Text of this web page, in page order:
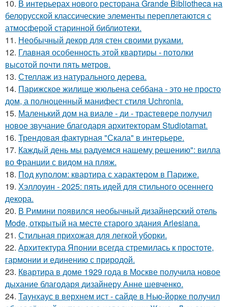
10. В интерьерах нового ресторана Grande Bibliotheca на
белорусской классические элементы переплетаются с
атмосферой старинной библиотеки.
11. Необычный декор для стен своими руками.
12. Главная особенность этой квартиры - потолки
высотой почти пять метров.
13. Стеллаж из натурального дерева.
14. Парижское жилище жюльена себбана - это не просто
дом, а полноценный манифест стиля Uchronia.
15. Маленький дом на виале - ди - трастевере получил
новое звучание благодаря архитекторам Studiotamat.
16. Трендовая фактурная "Скала" в интерьере.
17. Каждый день мы радуемся нашему решению": вилла
во Франции с видом на пляж.
18. Под куполом: квартира с характером в Париже.
19. Хэллоуин - 2025: пять идей для стильного осеннего
декора.
20. В Римини появился необычный дизайнерский отель
Mode, открытый на месте старого здания Arlesiana.
21. Стильная прихожая для легкой уборки.
22. Архитектура Японии всегда стремилась к простоте,
гармонии и единению с природой.
23. Квартира в доме 1929 года в Москве получила новое
дыхание благодаря дизайнеру Анне шевченко.
24. Таунхаус в верхнем ист - сайде в Нью-йорке получил